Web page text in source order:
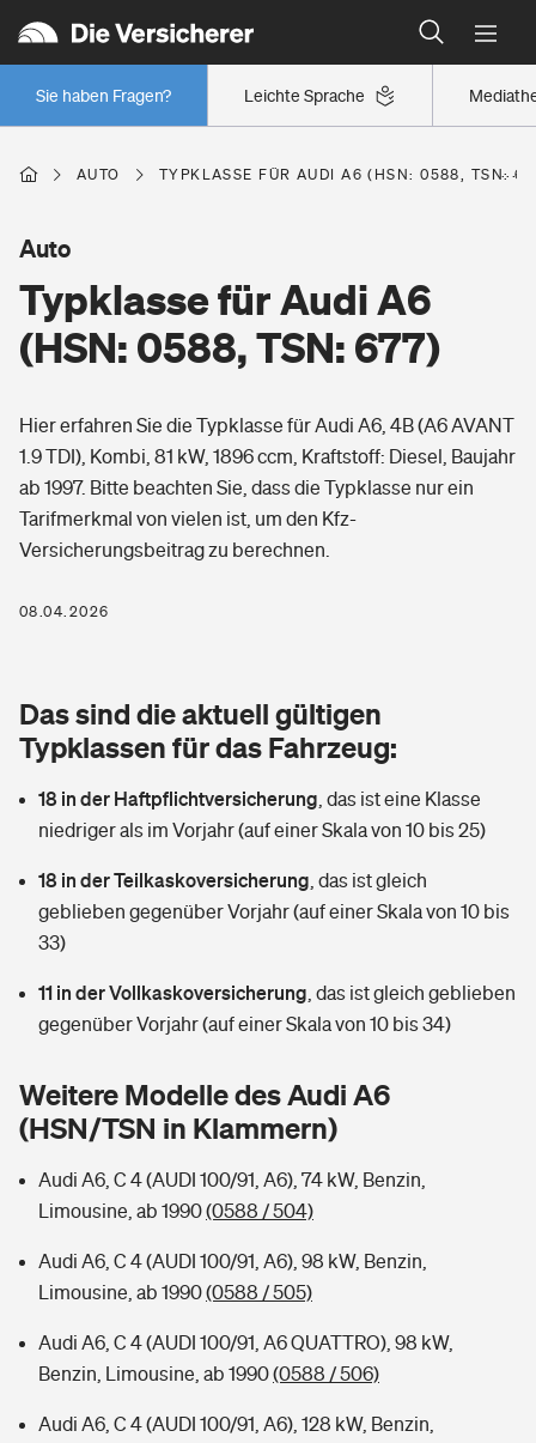
Leichte Sprache
Sie haben Fragen?
Wer versichert was: Jetzt Versicherer finden
Regionalklassen: So ist Ihre Region eingestuft
Wer versichert was: Jetzt Versicherer finden
Berufsunfähigkeitsversicherung
Erwerbsunfähigkeitsversicherung
Grundfähigkeitsversicherung
Arbeitsrechtsschutz
Berufshaftpflichtversicherung
Zur Übersicht
Tools
Wer versichert was: Jetzt Versicherer finden
Sie haben Fragen?
Wohnen
Glasversicherung
Mietkautionsversicherung
Restkreditversicherung
Hochwasser-Check: Wie gefährdet ist Ihr Haus?
Wer versichert was: Jetzt Versicherer finden
Sie haben Fragen?
Freizeit
Pri­vate Haft­pflicht­
Kinderunfall­ver­si­che­rung
Kinderinvalidität
Reiseversicherung
Hundehalter-Haftpflicht
Private Cyberversicherung
Musikinstrumentenversicherung
Zur Übersicht
Tools
Kinderunfall-Check: Mehr Sicherheit für deine Kids
Gesundheit
Private Krankenversicherung
Dread-Disease-Versicherung
Tierkrankenversicherung
Tools
Wer versichert was: Jetzt Versicherer finden
Sie haben Fragen?
Rentenrechner: Wie viel Geld bekomme ich im Alter?
AUTO TYPKLASSE FÜR AUDI A6 (HSN: 0588, TSN:
Typklasse für Audi A6
(HSN: 0588, TSN: 677)
Auto
Hier erfahren Sie die Typklasse für Audi A6, 4B (A6 AVANT
1.9 TDI), Kombi, 81 kW, 1896 ccm, Kraftstoff: Diesel, Baujahr
ab 1997. Bitte beachten Sie, dass die Typklasse nur ein
Tarifmerkmal von vielen ist, um den Kfz-
Versicherungsbeitrag zu berechnen.
08.04.2026
Das sind die aktuell gültigen
Typklassen für das Fahrzeug:
18 in der Haftpflichtversicherung das ist eine Klasse
niedriger als im Vorjahr (auf einer Skala von 10 bis 25)
18 in der Teilkaskoversicherung das ist gleich
geblieben gegenüber Vorjahr (auf einer Skala von 10 bis
33)
11 in der Vollkaskoversicherung das ist gleich geblieben
gegenüber Vorjahr (auf einer Skala von 10 bis 34)
Weitere Modelle des Audi A6
(HSN/TSN in Klammern)
Audi A6, C 4 (AUDI 100/91, A6), 74 kW, Benzin,
Limousine, ab 1990(0588 / 504)
Audi A6, C 4 (AUDI 100/91, A6), 98 kW, Benzin,
Limousine, ab 1990(0588 / 505)
Audi A6, C 4 (AUDI 100/91, A6 QUATTRO), 98 kW,
Benzin, Limousine, ab 1990(0588 / 506)
Audi A6, C 4 (AUDI 100/91, A6), 128 kW, Benzin,